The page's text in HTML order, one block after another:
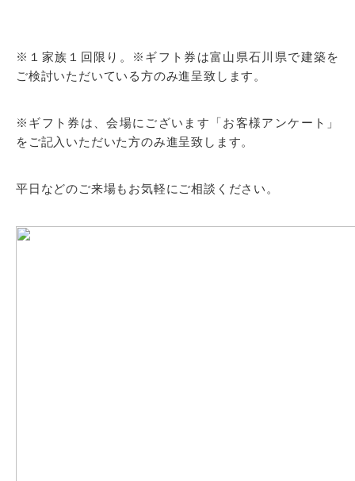
※１家族１回限り。※ギフト券は富山県石川県で建築を
ご検討いただいている方のみ進呈致します。
※ギフト券は、会場にございます「お客様アンケート」
をご記入いただいた方のみ進呈致します。
平日などのご来場もお気軽にご相談ください。